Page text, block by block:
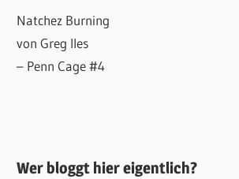
Natchez Burning
von Greg Iles
– Penn Cage #4
Wer bloggt hier eigentlich?